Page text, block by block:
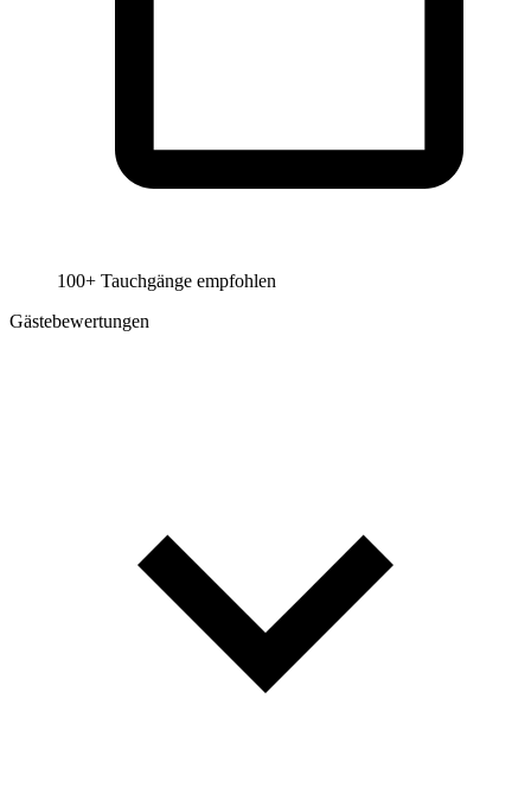
100+ Tauchgänge empfohlen
Gästebewertungen